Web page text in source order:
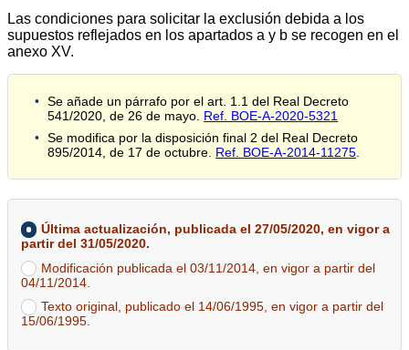
Las condiciones para solicitar la exclusión debida a los
supuestos reflejados en los apartados a y b se recogen en el
anexo XV.
Se añade un párrafo por el art. 1.1 del Real Decreto
541/2020, de 26 de mayo. Ref. BOE-A-2020-5321
Se modifica por la disposición final 2 del Real Decreto
895/2014, de 17 de octubre. Ref. BOE-A-2014-11275
Última actualización, publicada el 27/05/2020, en vigor a
partir del 31/05/2020.
Modificación publicada el 03/11/2014, en vigor a partir del
04/11/2014.
Texto original, publicado el 14/06/1995, en vigor a partir del
15/06/1995.